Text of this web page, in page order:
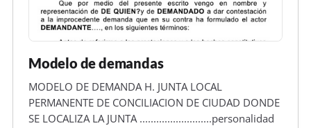
Modelo de demandas
MODELO DE DEMANDA H. JUNTA LOCAL
PERMANENTE DE CONCILIACION DE CIUDAD DONDE
SE LOCALIZA LA JUNTA ..........................personalidad